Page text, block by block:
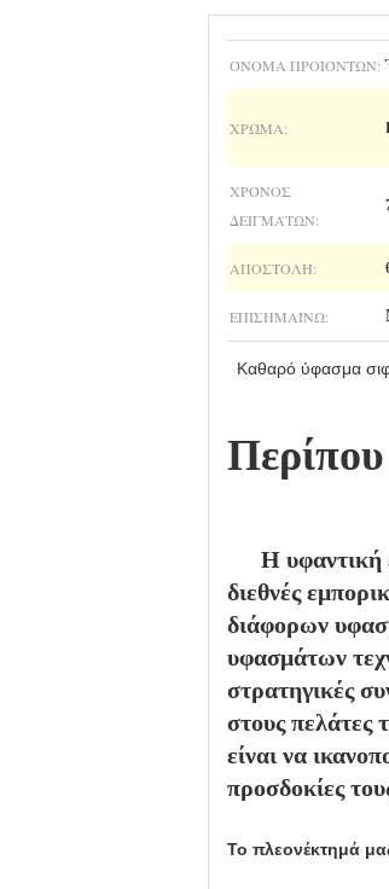
ΌΝΟΜΑ ΠΡΟΪΌΝΤΩΝ:
ΧΡΏΜΑ:
ΧΡΌΝΟΣ
ΔΕΙΓΜΆΤΩΝ:
ΑΠΟΣΤΟΛΉ:
ΕΠΙΣΗΜΑΊΝΩ:
Καθαρό ύφασμα
Περίπου
Η υφαντική
διεθνές
διάφορων
υφασμάτων
στρατηγικές
στους πελάτες
είναι να
προσδοκίες
Το πλεονέκτημά